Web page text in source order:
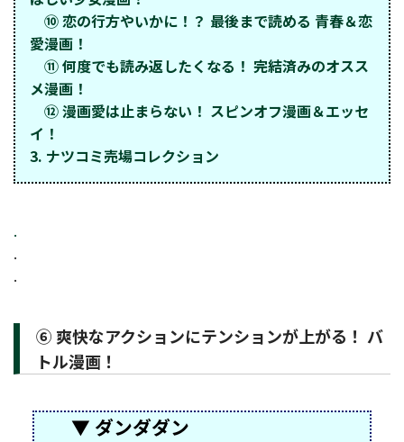
⑩ 恋の行方やいかに！？ 最後まで読める 青春＆恋
愛漫画！
⑪ 何度でも読み返したくなる！ 完結済みのオスス
メ漫画！
⑫ 漫画愛は止まらない！ スピンオフ漫画＆エッセ
イ！
3. ナツコミ売場コレクション
.
.
.
⑥ 爽快なアクションにテンションが上がる！ バ
トル漫画！
▼ ダンダダン